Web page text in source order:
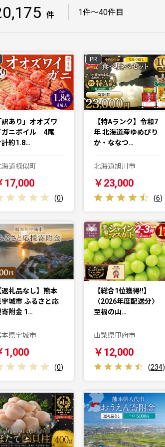
件 1件〜40件目
訳あり」オオズワ
ガニボイル 4尾
計約1.8…
海道様似町
17,000
(0)
PR
【特Aランク】令和7
年 北海道産ゆめぴり
か・ななつ…
北海道旭川市
￥23,000
(6)
返礼品なし】熊本
宇城市 ふるさと応
寄附金 1…
本県宇城市
1,000
(0)
【総合1位獲得!!】
〈2026年度配送分〉
至福の山…
山梨県甲府市
￥12,000
(234)